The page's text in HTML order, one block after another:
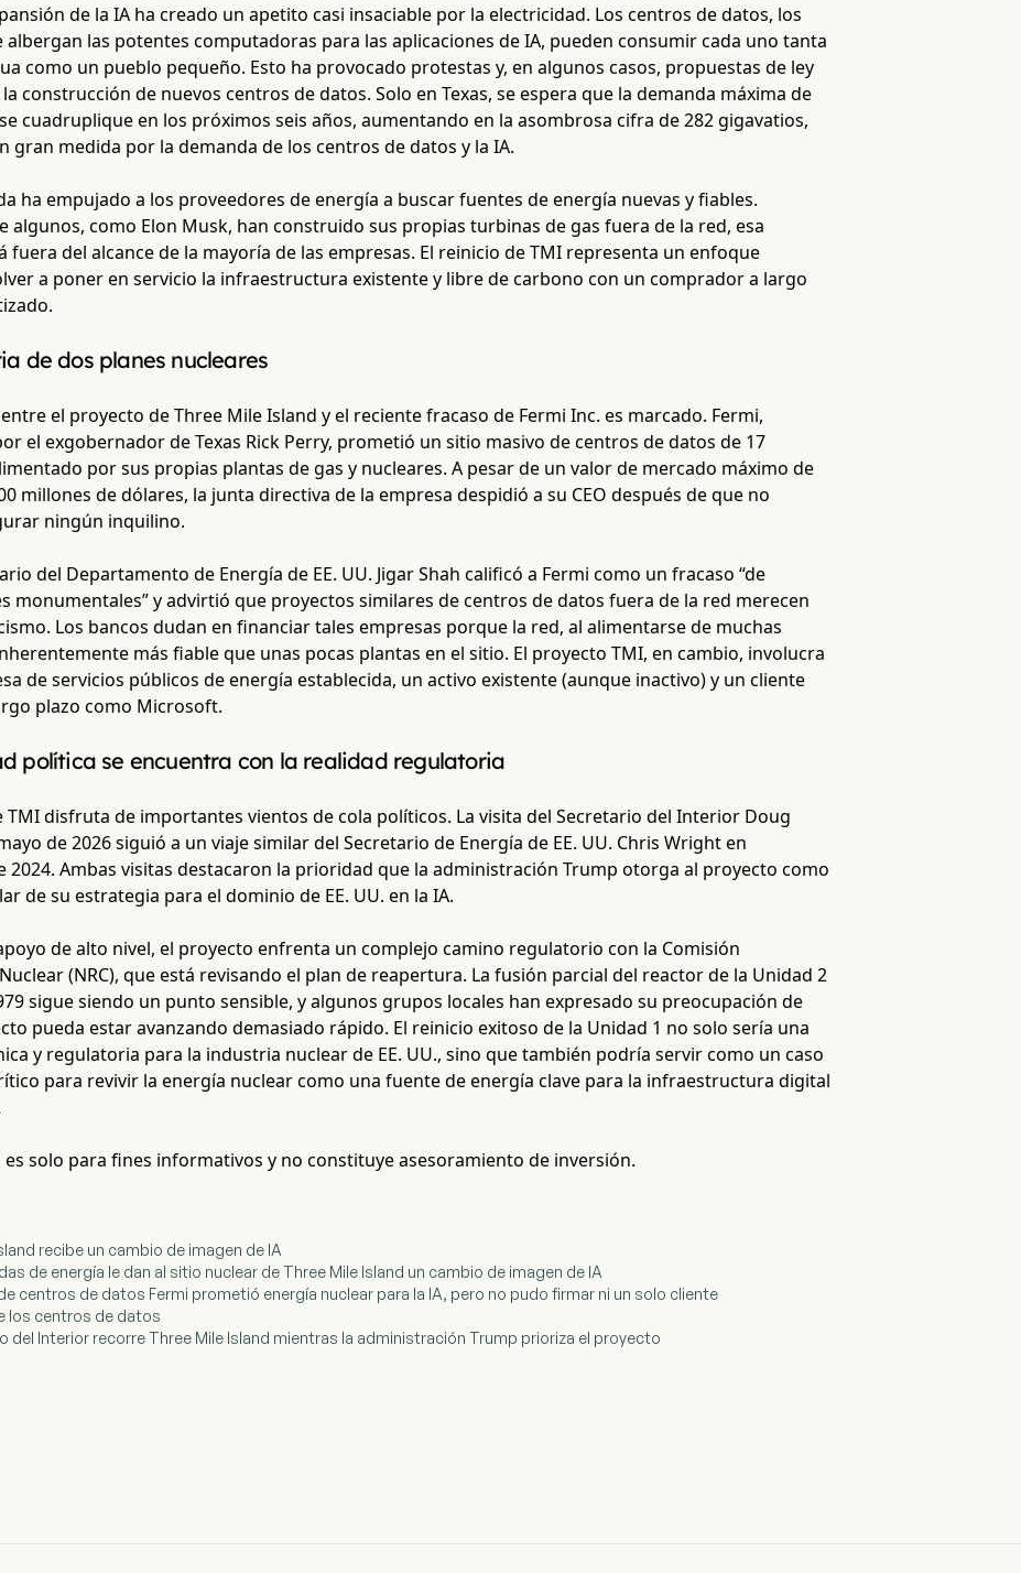
de la IA ha creado un apetito casi insaciable por la electricidad. Los centros de datos, los
albergan las potentes computadoras para las aplicaciones de IA, pueden consumir cada uno tanta
como un pueblo pequeño. Esto ha provocado protestas y, en algunos casos, propuestas de ley
construcción de nuevos centros de datos. Solo en Texas, se espera que la demanda máxima de
cuadruplique en los próximos seis años, aumentando en la asombrosa cifra de 282 gigavatios,
gran medida por la demanda de los centros de datos y la IA.
ha empujado a los proveedores de energía a buscar fuentes de energía nuevas y fiables.
algunos, como Elon Musk, han construido sus propias turbinas de gas fuera de la red, esa
fuera del alcance de la mayoría de las empresas. El reinicio de TMI representa un enfoque
a poner en servicio la infraestructura existente y libre de carbono con un comprador a largo
de dos planes nucleares
el proyecto de Three Mile Island y el reciente fracaso de Fermi Inc. es marcado. Fermi,
el exgobernador de Texas Rick Perry, prometió un sitio masivo de centros de datos de 17
por sus propias plantas de gas y nucleares. A pesar de un valor de mercado máximo de
millones de dólares, la junta directiva de la empresa despidió a su CEO después de que no
ningún inquilino.
del Departamento de Energía de EE. UU. Jigar Shah calificó a Fermi como un fracaso “de
monumentales” y advirtió que proyectos similares de centros de datos fuera de la red merecen
Los bancos dudan en financiar tales empresas porque la red, al alimentarse de muchas
más fiable que unas pocas plantas en el sitio. El proyecto TMI, en cambio, involucra
de servicios públicos de energía establecida, un activo existente (aunque inactivo) y un cliente
plazo como Microsoft.
política se encuentra con la realidad regulatoria
TMI disfruta de importantes vientos de cola políticos. La visita del Secretario del Interior Doug
de 2026 siguió a un viaje similar del Secretario de Energía de EE. UU. Chris Wright en
2024. Ambas visitas destacaron la prioridad que la administración Trump otorga al proyecto como
de su estrategia para el dominio de EE. UU. en la IA.
de alto nivel, el proyecto enfrenta un complejo camino regulatorio con la Comisión
(NRC), que está revisando el plan de reapertura. La fusión parcial del reactor de la Unidad 2
sigue siendo un punto sensible, y algunos grupos locales han expresado su preocupación de
pueda estar avanzando demasiado rápido. El reinicio exitoso de la Unidad 1 no solo sería una
y regulatoria para la industria nuclear de EE. UU., sino que también podría servir como un caso
para revivir la energía nuclear como una fuente de energía clave para la infraestructura digital
es solo para fines informativos y no constituye asesoramiento de inversión.
recibe un cambio de imagen de IA
de energía le dan al sitio nuclear de Three Mile Island un cambio de imagen de IA
centros de datos Fermi prometió energía nuclear para la IA, pero no pudo firmar ni un solo cliente
los centros de datos
del Interior recorre Three Mile Island mientras la administración Trump prioriza el proyecto